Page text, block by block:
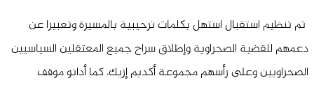
تم تنظيم استقبال استهل بكلمات ترحيبية بالمسيرة وتعبيرا عن
دعمهم للقضية الصحراوية وإطلاق سراح جميع المعتقلين السياسيين
الصحراويين وعلى رأسهم مجموعة أكديم إزيك، كما أدانو موقف